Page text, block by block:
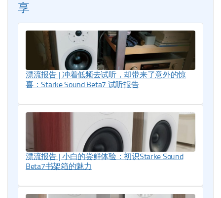
享
漂流报告 | 冲着低频去试听，却带来了意外的惊
喜：Starke Sound Beta7 试听报告
漂流报告 | 小白的尝鲜体验：初识Starke Sound
Beta7书架箱的魅力